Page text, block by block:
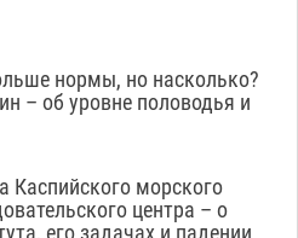
нормы, но насколько?
– об уровне половодья и
Каспийского морского
центра – о